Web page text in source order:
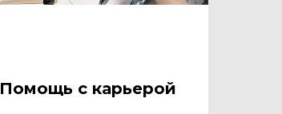
Помощь с карьерой